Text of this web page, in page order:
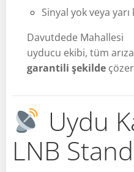
Sinyal yok veya
Davutdede Mahallesi
uyducu ekibi, tüm
garantili şekilde
Uydu
LNB